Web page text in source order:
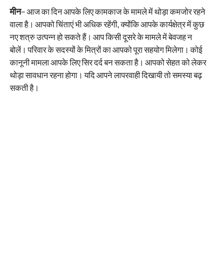
मीन– आज का दिन आपके लिए कामकाज के मामले में थोड़ा कमजोर रहने
वाला है। आपको चिंताएं भी अधिक रहेंगी, क्योंकि आपके कार्यक्षेत्र में कुछ
नए शत्रु उत्पन्न हो सकते हैं। आप किसी दूसरे के मामले में बेवजह न
बोलें। परिवार के सदस्यों के मित्रों का आपको पूरा सहयोग मिलेगा। कोई
कानूनी मामला आपके लिए सिर दर्द बन सकता है। आपको सेहत को लेकर
थोड़ा सावधान रहना होगा। यदि आपने लापरवाही दिखायी तो समस्या बढ़
सकती है।